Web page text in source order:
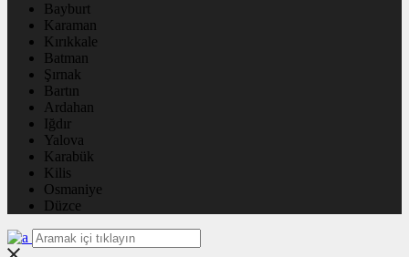
Bayburt
Karaman
Kırıkkale
Batman
Şırnak
Bartın
Ardahan
Iğdır
Yalova
Karabük
Kilis
Osmaniye
Düzce